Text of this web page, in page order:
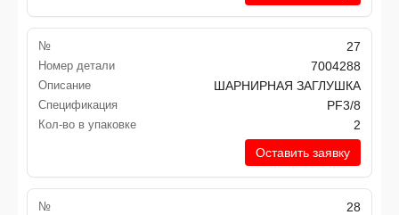
№ 27
Номер детали 7004288
Описание ШАРНИРНАЯ ЗАГЛУШКА
Спецификация PF3/8
Кол-во в упаковке
2
Оставить заявку
№ 28